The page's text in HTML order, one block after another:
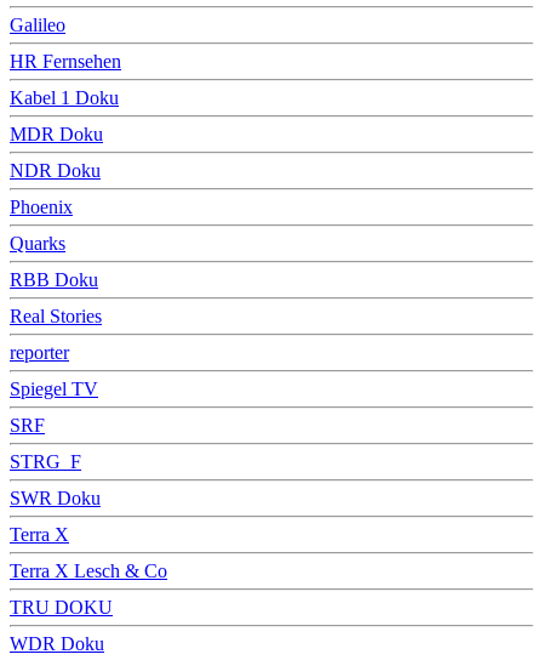
Galileo
HR Fernsehen
Kabel 1 Doku
MDR Doku
NDR Doku
Phoenix
Quarks
RBB Doku
Real Stories
reporter
Spiegel TV
SRF
STRG_F
SWR Doku
Terra X
Terra X Lesch & Co
TRU DOKU
WDR Doku